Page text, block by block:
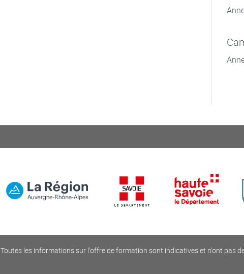
Toutes les informations sur l'offre de formation sont indicatives et n'ont pas